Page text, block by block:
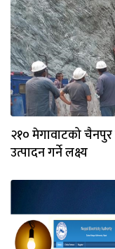
२१० मेगावाटको
उत्पादन गर्ने लक्ष्य